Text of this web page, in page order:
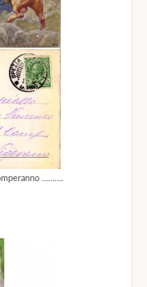
……….